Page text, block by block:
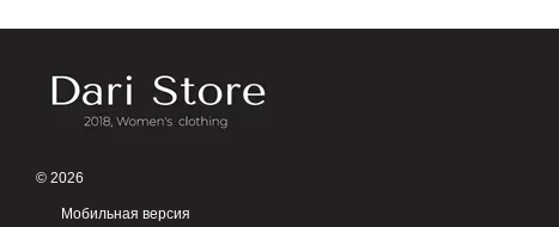
© 2026
Мобильная версия